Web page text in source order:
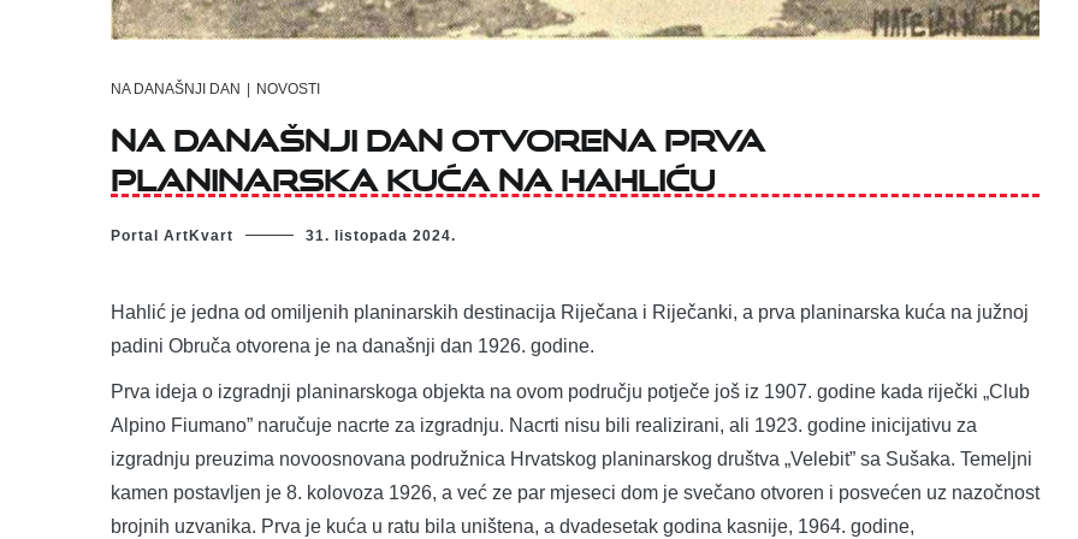
NA DANAŠNJI DAN | NOVOSTI
Na današnji dan otvorena prva
planinarska kuća na Hahliću
Portal ArtKvart 31. listopada 2024.
Hahlić je jedna od omiljenih planinarskih destinacija Riječana i Riječanki, a prva planinarska kuća na južnoj
padini Obruča otvorena je na današnji dan 1926. godine.
Prva ideja o izgradnji planinarskoga objekta na ovom području potječe još iz 1907. godine kada riječki „Club
Alpino Fiumano” naručuje nacrte za izgradnju. Nacrti nisu bili realizirani, ali 1923. godine inicijativu za
izgradnju preuzima novoosnovana podružnica Hrvatskog planinarskog društva „Velebit” sa Sušaka. Temeljni
kamen postavljen je 8. kolovoza 1926, a već ze par mjeseci dom je svečano otvoren i posvećen uz nazočnost
brojnih uzvanika. Prva je kuća u ratu bila uništena, a dvadesetak godina kasnije, 1964. godine,